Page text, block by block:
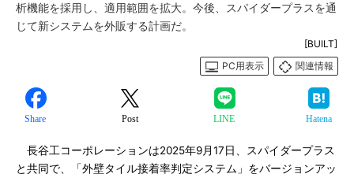
析機能を採用し、適用範囲を拡大。今後、スパイダープラスを通
じて新システムを外販する計画だ。
[BUILT]
PC用表示
関連情報
Share Post LINE Hatena
長谷工コーポレーションは2025年9月17日、スパイダープラス
と共同で、「外壁タイル接着率判定システム」をバージョンアッ